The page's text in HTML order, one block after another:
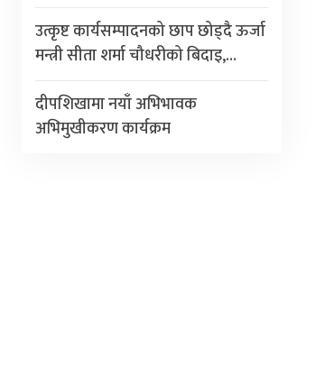
उत्कृष्ट कार्यसम्पादनको छाप छोड्दै ऊर्जा
मन्त्री सीता शर्मा चौधरीको बिदाइ,…
दीपशिखामा नयाँ अभिभावक
अभिमुखीकरण कार्यक्रम